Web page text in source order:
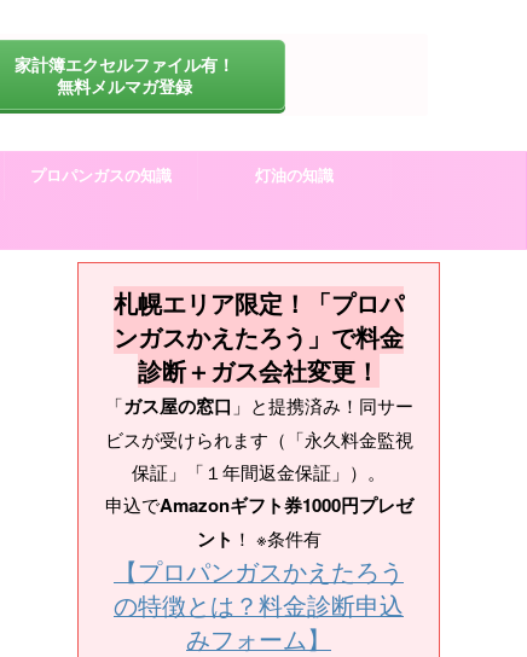
家計簿エクセルファイル有！
無料メルマガ登録
プロパンガスの知識 灯油の知識
札幌エリア限定！「プロパ
ンガスかえたろう」で料金
診断＋ガス会社変更！
「ガス屋の窓口 」と提携済み！同サー
ビスが受けられます（「永久料金監視
保証」「１年間返金保証」）。
申込でAmazonギフト券1000円プレゼ
ント ！ ※条件有
【プロパンガスかえたろう
の特徴とは？料金診断申込
みフォーム】